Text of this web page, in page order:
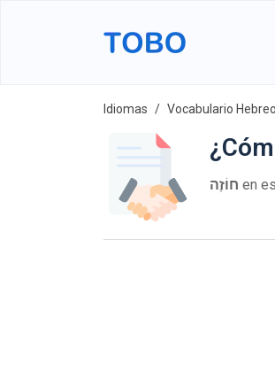
Idiomas Vocabulario Hebreo
חוֹזֶה en